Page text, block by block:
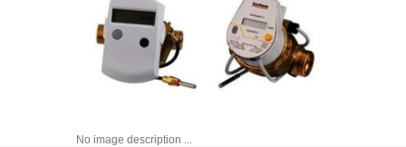
No image description ...